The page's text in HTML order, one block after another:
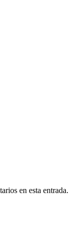
en esta entrada.